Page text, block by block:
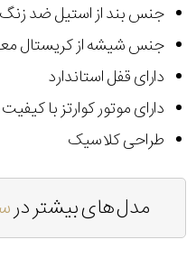
جنس بند از استیل ضد زنگ
جنس شیشه از کریستال
دارای قفل استاندارد
دارای موتور کوارتز با
طراحی کلاسیک
مدل های بیشتر در